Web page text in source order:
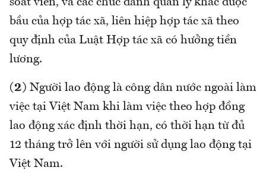
soát viên, và các chức danh quản lý khác được
bầu của hợp tác xã, liên hiệp hợp tác xã theo
quy định của Luật Hợp tác xã có hưởng tiền
lương.
(2) Người lao động là công dân nước ngoài làm
việc tại Việt Nam khi làm việc theo hợp đồng
lao động xác định thời hạn, có thời hạn từ đủ
12 tháng trở lên với người sử dụng lao động tại
Việt Nam.